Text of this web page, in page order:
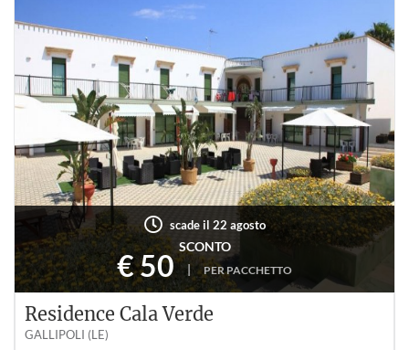
scade il 22 agosto
SCONTO
€ 50 | PER PACCHETTO
Residence Cala Verde
GALLIPOLI (LE)